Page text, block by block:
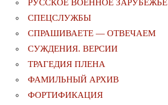
РУССКОЕ ВОЕННОЕ ЗАРУБЕЖЬЕ
СПЕЦСЛУЖБЫ
СПРАШИВАЕТЕ — ОТВЕЧАЕМ
СУЖДЕНИЯ. ВЕРСИИ
ТРАГЕДИЯ ПЛЕНА
ФАМИЛЬНЫЙ АРХИВ
ФОРТИФИКАЦИЯ